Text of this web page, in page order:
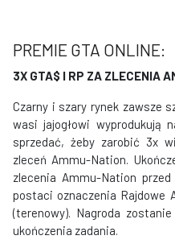
PREMIE GTA ONLINE:
3X GTA$ I RP ZA ZLECENIA
Czarny i szary rynek zawsze
wasi jajogłowi wyprodukują
sprzedać, żeby zarobić 3x
zleceń Ammu-Nation.
zlecenia Ammu-Nation
postaci oznaczenia Rajdowe
(terenowy). Nagroda
ukończenia zadania.